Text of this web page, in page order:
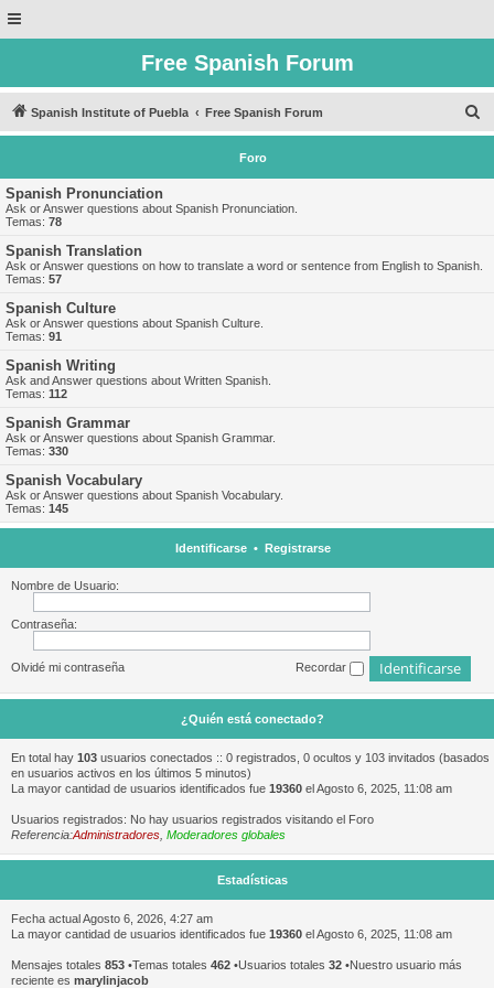
Free Spanish Forum
Spanish Institute of Puebla Free Spanish Forum
u
Foro
Spanish Pronunciation
Ask or Answer questions about Spanish Pronunciation.
Temas: 78
Spanish Translation
Ask or Answer questions on how to translate a word or sentence from English to Spanish.
Temas: 57
Spanish Culture
Ask or Answer questions about Spanish Culture.
Temas: 91
Spanish Writing
Ask and Answer questions about Written Spanish.
Temas: 112
Spanish Grammar
Ask or Answer questions about Spanish Grammar.
Temas: 330
Spanish Vocabulary
Ask or Answer questions about Spanish Vocabulary.
Temas: 145
Identificarse• Registrarse
Nombre de Usuario:
Contraseña:
Olvidé mi contraseña Recordar
¿Quién está conectado?
En total hay 103 usuarios conectados :: 0 registrados, 0 ocultos y 103 invitados (basados
en usuarios activos en los últimos 5 minutos)
La mayor cantidad de usuarios identificados fue 19360 el Agosto 6, 2025, 11:08 am
Usuarios registrados: No hay usuarios registrados visitando el Foro
Referencia:Administradores Moderadores globales
Estadísticas
Fecha actual Agosto 6, 2026, 4:27 am
La mayor cantidad de usuarios identificados fue 19360 el Agosto 6, 2025, 11:08 am
Mensajes totales 853 •Temas totales 462 •Usuarios totales 32 •Nuestro usuario más
reciente es marylinjacob